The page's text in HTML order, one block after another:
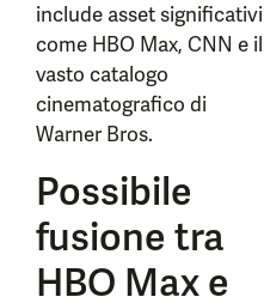
include asset significativi
come HBO Max, CNN e il
vasto catalogo
cinematografico di
Warner Bros.
Possibile
fusione tra
HBO Max e